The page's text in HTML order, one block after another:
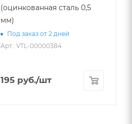
(оцинкованная сталь 0,5
мм)
Под заказ от 2 дней
Арт.: VTL-00000384
195 руб./шт